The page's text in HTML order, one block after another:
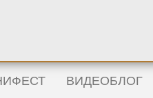
ВИДЕОБЛОГ